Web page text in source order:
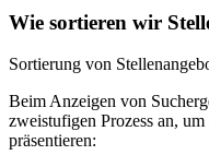
Wie sortieren wir
Sortierung von
Beim Anzeigen von
zweistufigen Prozess an,
präsentieren: